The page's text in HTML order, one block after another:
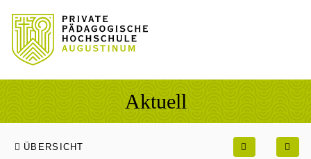
Sprung zum Hauptinhalt
Sprung zur Fusszeile
Aktuell
ÜBERSICHT